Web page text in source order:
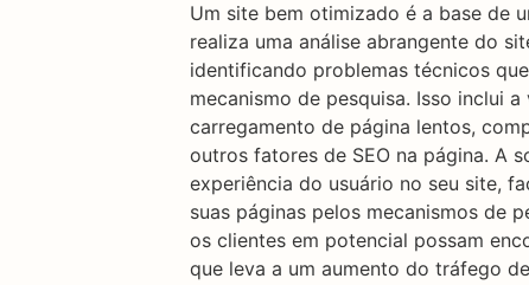
Um site bem otimizado é a base de
realiza uma análise abrangente do
identificando problemas técnicos
mecanismo de pesquisa. Isso inclui
carregamento de página lentos,
outros fatores de SEO na página. A
experiência do usuário no seu site,
suas páginas pelos mecanismos de
os clientes em potencial possam
que leva a um aumento do tráfego